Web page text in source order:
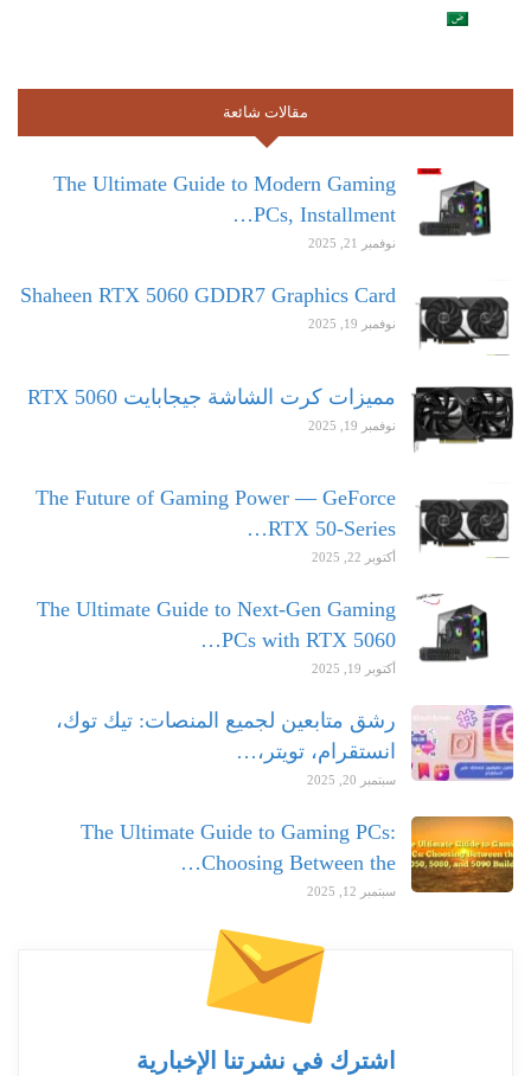
مقالات شائعة
The Ultimate Guide to Modern Gaming
PCs, Installment…
نوفمبر 21, 2025
Shaheen RTX 5060 GDDR7 Graphics Card
نوفمبر 19, 2025
مميزات كرت الشاشة جيجابايت RTX 5060
نوفمبر 19, 2025
The Future of Gaming Power — GeForce
RTX 50-Series…
أكتوبر 22, 2025
The Ultimate Guide to Next-Gen Gaming
PCs with RTX 5060…
أكتوبر 19, 2025
رشق متابعين لجميع المنصات: تيك توك،
انستقرام، تويتر،…
سبتمبر 20, 2025
The Ultimate Guide to Gaming PCs:
Choosing Between the…
سبتمبر 12, 2025
اشترك في نشرتنا الإخبارية